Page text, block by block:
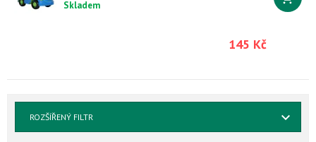
Skladem
145 Kč
ROZŠÍŘENÝ FILTR